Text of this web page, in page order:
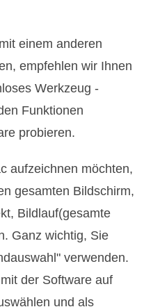
einem anderen
empfehlen wir Ihnen
Werkzeug -
Funktionen
probieren.
aufzeichnen möchten,
gesamten Bildschirm,
Bildlauf(gesamte
Ganz wichtig, Sie
verwenden.
der Software auf
und als